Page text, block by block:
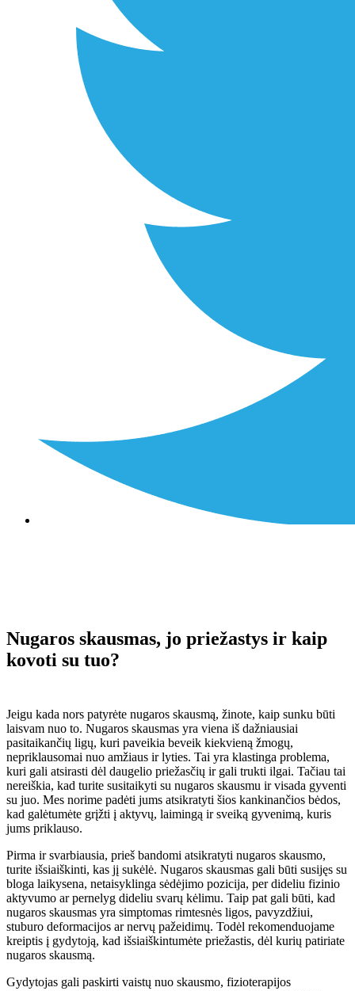
Nugaros skausmas, jo priežastys ir kaip
kovoti su tuo?
Jeigu kada nors patyrėte nugaros skausmą, žinote, kaip sunku būti
laisvam nuo to. Nugaros skausmas yra viena iš dažniausiai
pasitaikančių ligų, kuri paveikia beveik kiekvieną žmogų,
nepriklausomai nuo amžiaus ir lyties. Tai yra klastinga problema,
kuri gali atsirasti dėl daugelio priežasčių ir gali trukti ilgai. Tačiau tai
nereiškia, kad turite susitaikyti su nugaros skausmu ir visada gyventi
su juo. Mes norime padėti jums atsikratyti šios kankinančios bėdos,
kad galėtumėte grįžti į aktyvų, laimingą ir sveiką gyvenimą, kuris
jums priklauso.
Pirma ir svarbiausia, prieš bandomi atsikratyti nugaros skausmo,
turite išsiaiškinti, kas jį sukėlė. Nugaros skausmas gali būti susijęs su
bloga laikysena, netaisyklinga sėdėjimo pozicija, per dideliu fizinio
aktyvumo ar pernelyg dideliu svarų kėlimu. Taip pat gali būti, kad
nugaros skausmas yra simptomas rimtesnės ligos, pavyzdžiui,
stuburo deformacijos ar nervų pažeidimų. Todėl rekomenduojame
kreiptis į gydytoją, kad išsiaiškintumėte priežastis, dėl kurių patiriate
nugaros skausmą.
Gydytojas gali paskirti vaistų nuo skausmo, fizioterapijos